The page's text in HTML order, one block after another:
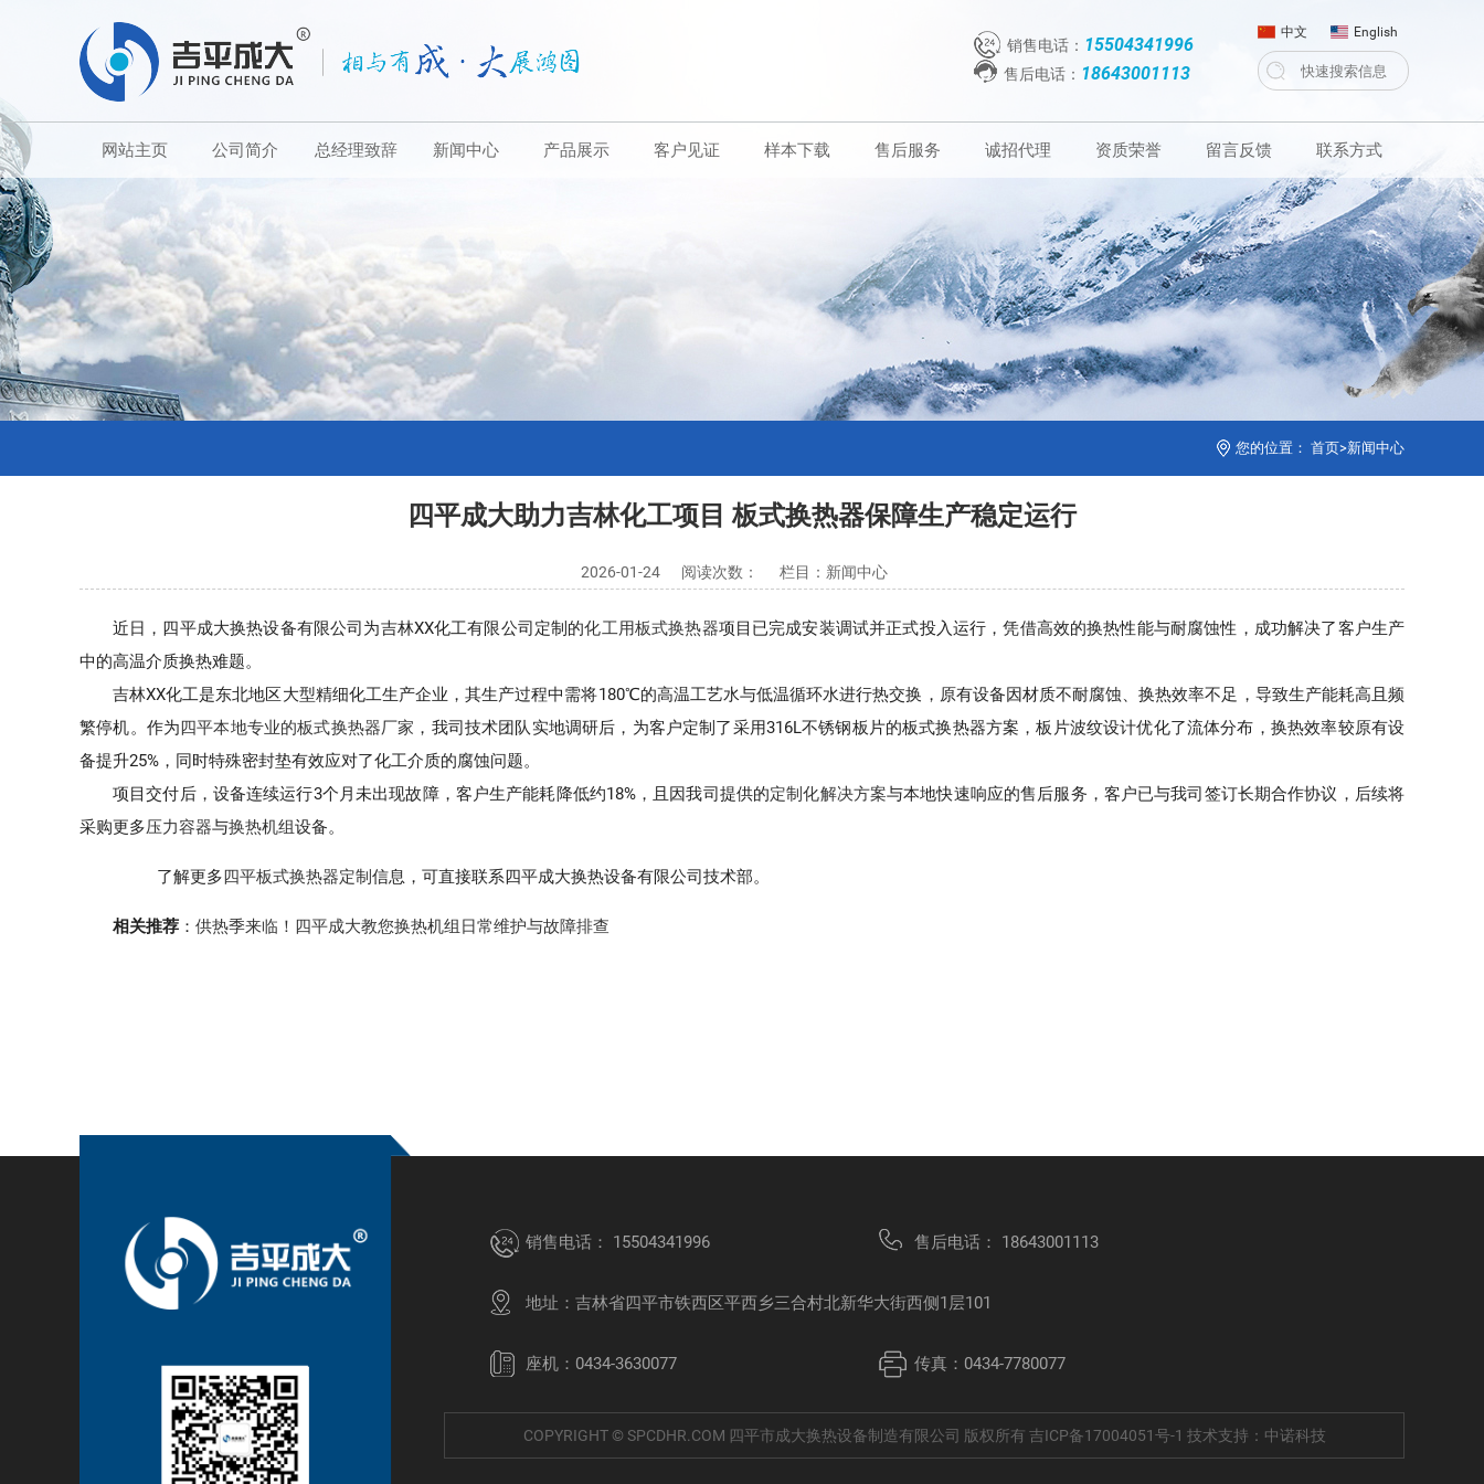
销售电话： 15504341996
售后电话： 18643001113
中文 English
网站主页 公司简介 总经理致辞 新闻中心 产品展示 客户见证 样本下载 售后服务 诚招代理 资质荣誉 留言反馈 联系方式
您的位置： 首页>新闻中心
四平成大助力吉林化工项目 板式换热器保障生产稳定运行
2026-01-24 阅读次数： 栏目：新闻中心
近日，四平成大换热设备有限公司为吉林XX化工有限公司定制的化工用板式换热器项目已完成安装调试并正式投入运行，凭借高效的换热性能与耐腐蚀性，成功解决了客户生产
中的高温介质换热难题。
吉林XX化工是东北地区大型精细化工生产企业，其生产过程中需将180℃的高温工艺水与低温循环水进行热交换，原有设备因材质不耐腐蚀、换热效率不足，导致生产能耗高且频
繁停机。作为四平本地专业的板式换热器厂家 ，我司技术团队实地调研后，为客户定制了采用316L不锈钢板片的板式换热器方案，板片波纹设计优化了流体分布，换热效率较原有设
备提升25%，同时特殊密封垫有效应对了化工介质的腐蚀问题。
项目交付后，设备连续运行3个月未出现故障，客户生产能耗降低约18%，且因我司提供的定制化解决方案与本地快速响应的售后服务，客户已与我司签订长期合作协议，后续将
采购更多压力容器与换热机组设备。
了解更多四平板式换热器定制 信息，可直接联系四平成大换热设备有限公司技术部。
相关推荐 ： 供热季来临！四平成大教您换热机组日常维护与故障排查
销售电话： 15504341996 售后电话： 18643001113
地址：吉林省四平市铁西区平西乡三合村北新华大街西侧1层101
座机：0434-3630077 传真：0434-7780077
COPYRIGHT © SPCDHR.COM 四平市成大换热设备制造有限公司 版权所有 吉ICP备17004051号-1 技术支持：中诺科技